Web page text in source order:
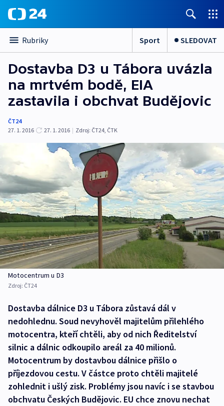
Rubriky Sport SLEDOVAT
Dostavba D3 u Tábora uvázla
na mrtvém bodě, EIA
zastavila i obchvat Budějovic
ČT24
27. 1. 2016
27. 1. 2016 | Zdroj: ČT24, ČTK
Motocentrum u D3
Zdroj: ČT24
Dostavba dálnice D3 u Tábora zůstavá dál v
nedohlednu. Soud nevyhověl majitelům přilehlého
motocentra, kteří chtěli, aby od nich Ředitelství
silnic a dálnic odkoupilo areál za 40 milionů.
Motocentrum by dostavbou dálnice přišlo o
příjezdovou cestu. V částce proto chtěli majitelé
zohlednit i ušlý zisk. Problémy jsou navíc i se stavbou
obchvatu Českých Budějovic. EU chce znovu nechat